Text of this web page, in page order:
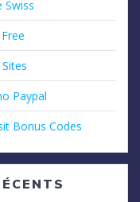
Swiss
Paypal
Bonus Codes